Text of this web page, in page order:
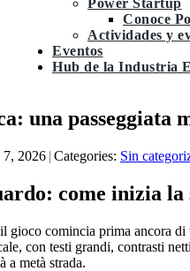
Power Startup
Conoce
Actividades y
Eventos
Hub de la Industria
una passeggiata
7, 2026 | Categories: Sin
come inizia la
gioco comincia prima ancora di
con testi grandi, contrasti
a metà strada.